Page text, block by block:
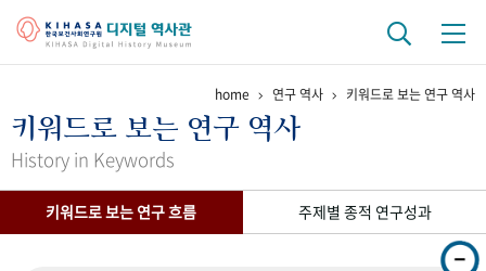
걸어온 길 기관 변천사 역대 기관장
연구 역사
home 연구 역사 키워드로 보는 연구 역사
키워드로 보는 연구 역사
History in Keywords
키워드로 보는 연구 흐름 주제별 종적 연구성과